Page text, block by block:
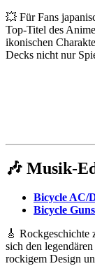
💥 Für Fans
Top-Titel des
ikonischen
Decks nicht nur
🎶 Musik-
Bicycle AC/
Bicycle
🎸
sich den
rockigem Design